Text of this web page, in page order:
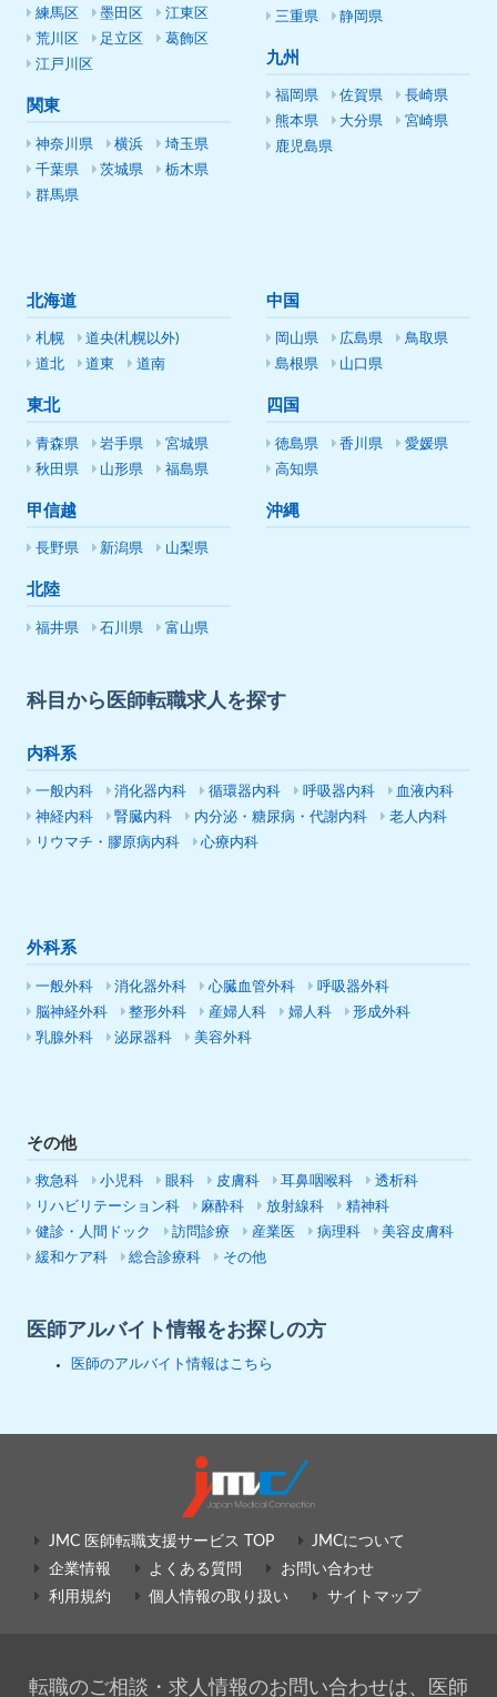
練馬区
墨田区
江東区
荒川区
足立区
葛飾区
江戸川区
関東
神奈川県 横浜
埼玉県
千葉県
茨城県
栃木県
群馬県
三重県
静岡県
九州
福岡県 佐賀県
長崎県
熊本県
大分県
宮崎県
鹿児島県
北海道
札幌
道央(札幌以外)
道北
道東 道南
東北
青森県 岩手県
宮城県
秋田県
山形県 福島県
甲信越
長野県 新潟県 山梨県
北陸
福井県 石川県 富山県
中国
岡山県 広島県
鳥取県
島根県
山口県
四国
徳島県 香川県
愛媛県
高知県
沖縄
科目から医師転職求人を探す
内科系
一般内科 消化器内科 循環器内科 呼吸器内科
血液内科
神経内科
腎臓内科 内分泌・糖尿病・代謝内科
老人内科
リウマチ・膠原病内科
心療内科
外科系
一般外科 消化器外科 心臓血管外科
呼吸器外科
脳神経外科
整形外科 産婦人科 婦人科
形成外科
乳腺外科
泌尿器科 美容外科
その他
救急科 小児科 眼科 皮膚科 耳鼻咽喉科
透析科
リハビリテーション科
麻酔科 放射線科
精神科
健診・人間ドック
訪問診療 産業医 病理科
美容皮膚科
緩和ケア科
総合診療科 その他
医師アルバイト情報をお探しの方
医師のアルバイト情報はこちら
JMC 医師転職支援サービス TOP
JMCについて
企業情報
よくある質問
お問い合わせ
利用規約
個人情報の取り扱い サイトマップ
転職のご相談・求人情報のお問い合わせは、医師